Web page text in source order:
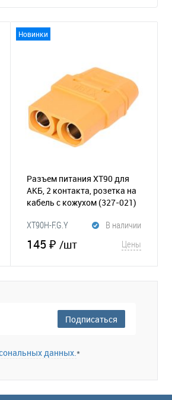
Новинки
Разъем питания XT90 для
АКБ, 2 контакта, розетка на
кабель с кожухом (327-021)
В наличии
XT90H-F.G.Y
145 ₽/шт Цены
В корзину
В избранное Сравнение
Подписаться
данных.*